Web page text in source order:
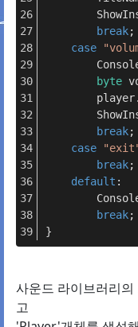
break;
case
byte
break;
case
break;
default :
break;
}
사운드 라이브러리
고